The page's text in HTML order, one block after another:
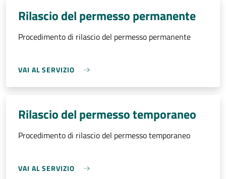
Rilascio del permesso permanente
Procedimento di rilascio del permesso permanente
VAI AL SERVIZIO
Rilascio del permesso temporaneo
Procedimento di rilascio del permesso temporaneo
VAI AL SERVIZIO